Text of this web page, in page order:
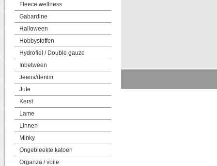
Fleece wellness
Gabardine
Halloween
Hobbystoffen
Hydrofiel / Double gauze
Inbetween
Jeans/denim
Jute
Kerst
Lame
Linnen
Minky
Ongebleekte katoen
Organza / voile